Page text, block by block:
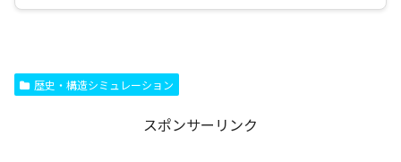
歴史・構造シミュレーション
スポンサーリンク